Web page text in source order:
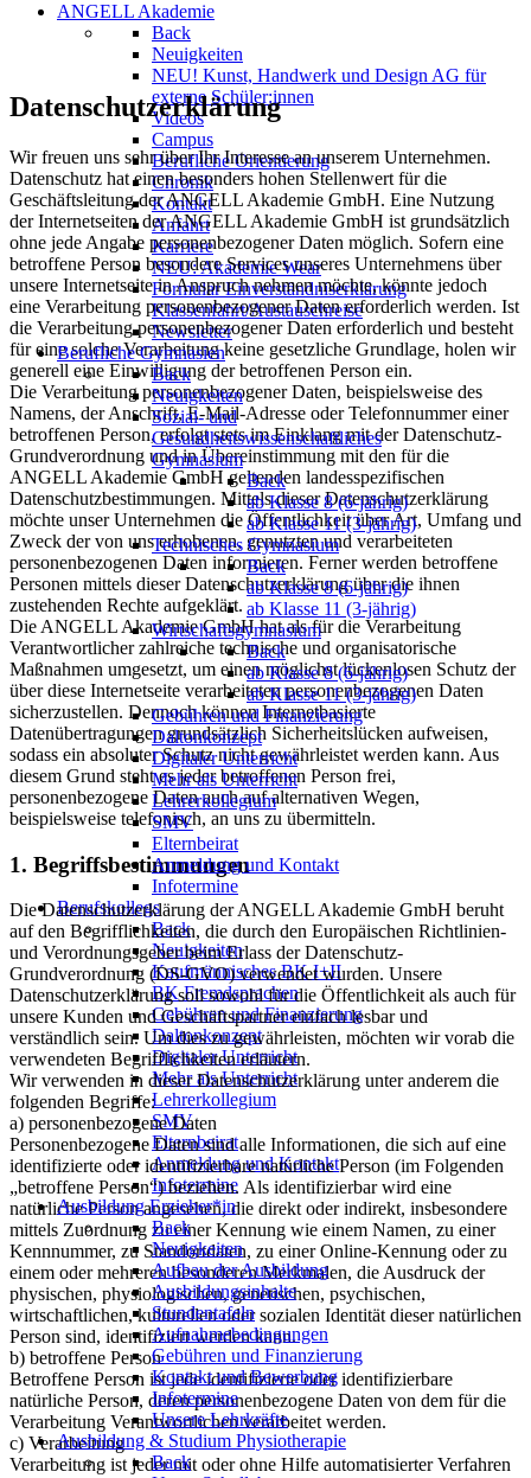
ANGELL Akademie
Back
Neuigkeiten
NEU! Kunst, Handwerk und Design AG für
externe Schüler:innen
Videos
Campus
Berufliche Orientierung
Chronik
Kontakt
Anfahrt
Karriere
NEU: Akademie Wear
Formular Einverständniserklärung
Klassenfahrt/Austauschreise
Newsletter
Berufliche Gymnasien
Back
Neuigkeiten
Sozial- und
Gesundheitswissenschaftliches
Gymnasium
Back
ab Klasse 8 (6-jährig)
ab Klasse 11 (3-jährig)
Technisches Gymnasium
Back
ab Klasse 8 (6-jährig)
ab Klasse 11 (3-jährig)
Wirtschaftsgymnasium
Back
ab Klasse 8 (6-jährig)
ab Klasse 11 (3-jährig)
Gebühren und Finanzierung
Daltonkonzept
Digitaler Unterricht
Mehr als Unterricht
Lehrerkollegium
SMV
Elternbeirat
Anmeldung und Kontakt
Infotermine
Berufskollegs
Back
Neuigkeiten
Kaufmännisches BK I+II
BK Fremdsprachen
Gebühren und Finanzierung
Daltonkonzept
Digitaler Unterricht
Mehr als Unterricht
Lehrerkollegium
SMV
Elternbeirat
Anmeldung und Kontakt
Infotermine
Ausbildung Erzieher*in
Back
Neuigkeiten
Aufbau der Ausbildung
Ausbildungsinhalte
Stundentafeln
Aufnahmebedingungen
Gebühren und Finanzierung
Kontakt und Bewerbung
Infotermine
Unsere Lehrkräfte
Ausbildung & Studium Physiotherapie
Back
Datenschutzerklärung
Wir freuen uns sehr über Ihr Interesse an unserem Unternehmen.
Datenschutz hat einen besonders hohen Stellenwert für die
Geschäftsleitung der ANGELL Akademie GmbH. Eine Nutzung
der Internetseiten der ANGELL Akademie GmbH ist grundsätzlich
ohne jede Angabe personenbezogener Daten möglich. Sofern eine
betroffene Person besondere Services unseres Unternehmens über
unsere Internetseite in Anspruch nehmen möchte, könnte jedoch
eine Verarbeitung personenbezogener Daten erforderlich werden. Ist
die Verarbeitung personenbezogener Daten erforderlich und besteht
für eine solche Verarbeitung keine gesetzliche Grundlage, holen wir
generell eine Einwilligung der betroffenen Person ein.
Die Verarbeitung personenbezogener Daten, beispielsweise des
Namens, der Anschrift, E-Mail-Adresse oder Telefonnummer einer
betroffenen Person, erfolgt stets im Einklang mit der Datenschutz-
Grundverordnung und in Übereinstimmung mit den für die
ANGELL Akademie GmbH geltenden landesspezifischen
Datenschutzbestimmungen. Mittels dieser Datenschutzerklärung
möchte unser Unternehmen die Öffentlichkeit über Art, Umfang und
Zweck der von uns erhobenen, genutzten und verarbeiteten
personenbezogenen Daten informieren. Ferner werden betroffene
Personen mittels dieser Datenschutzerklärung über die ihnen
zustehenden Rechte aufgeklärt.
Die ANGELL Akademie GmbH hat als für die Verarbeitung
Verantwortlicher zahlreiche technische und organisatorische
Maßnahmen umgesetzt, um einen möglichst lückenlosen Schutz der
über diese Internetseite verarbeiteten personenbezogenen Daten
sicherzustellen. Dennoch können Internetbasierte
Datenübertragungen grundsätzlich Sicherheitslücken aufweisen,
sodass ein absoluter Schutz nicht gewährleistet werden kann. Aus
diesem Grund steht es jeder betroffenen Person frei,
personenbezogene Daten auch auf alternativen Wegen,
beispielsweise telefonisch, an uns zu übermitteln.
1. Begriffsbestimmungen
Die Datenschutzerklärung der ANGELL Akademie GmbH beruht
auf den Begrifflichkeiten, die durch den Europäischen Richtlinien-
und Verordnungsgeber beim Erlass der Datenschutz-
Grundverordnung (DS-GVO) verwendet wurden. Unsere
Datenschutzerklärung soll sowohl für die Öffentlichkeit als auch für
unsere Kunden und Geschäftspartner einfach lesbar und
verständlich sein. Um dies zu gewährleisten, möchten wir vorab die
verwendeten Begrifflichkeiten erläutern.
Wir verwenden in dieser Datenschutzerklärung unter anderem die
folgenden Begriffe:
a) personenbezogene Daten
Personenbezogene Daten sind alle Informationen, die sich auf eine
identifizierte oder identifizierbare natürliche Person (im Folgenden
„betroffene Person“) beziehen. Als identifizierbar wird eine
natürliche Person angesehen, die direkt oder indirekt, insbesondere
mittels Zuordnung zu einer Kennung wie einem Namen, zu einer
Kennnummer, zu Standortdaten, zu einer Online-Kennung oder zu
einem oder mehreren besonderen Merkmalen, die Ausdruck der
physischen, physiologischen, genetischen, psychischen,
wirtschaftlichen, kulturellen oder sozialen Identität dieser natürlichen
Person sind, identifiziert werden kann.
b) betroffene Person
Betroffene Person ist jede identifizierte oder identifizierbare
natürliche Person, deren personenbezogene Daten von dem für die
Verarbeitung Verantwortlichen verarbeitet werden.
c) Verarbeitung
Verarbeitung ist jeder mit oder ohne Hilfe automatisierter Verfahren